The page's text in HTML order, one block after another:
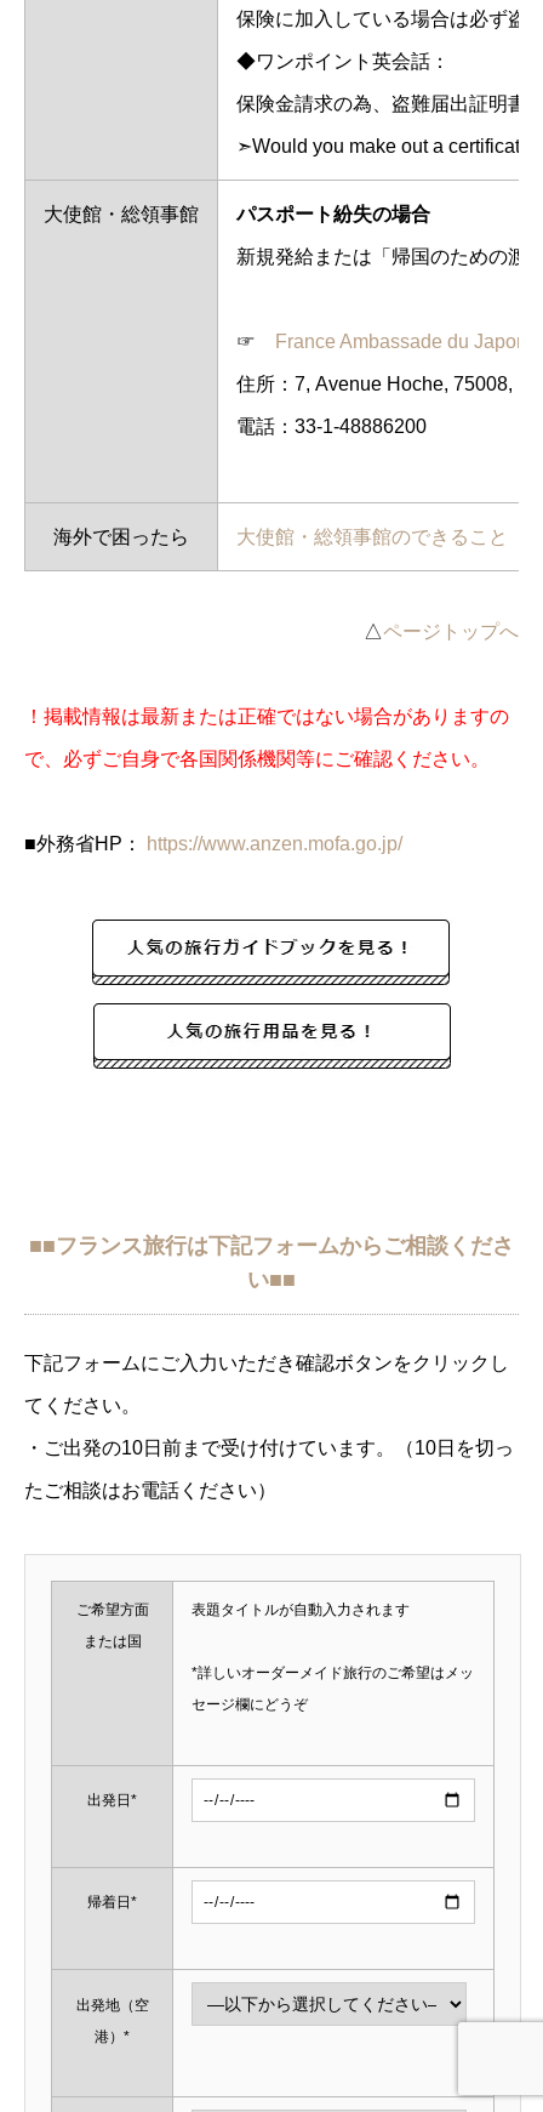
保険に加入している場合は必ず盗
◆ワンポイント英会話：
保険金請求の為、盗難届出証明書
➣Would you make out a certificate
大使館・総領事館 パスポート紛失の場合
新規発給または「帰国のための渡
☞ France Ambassade du Japon
住所：7, Avenue Hoche, 75008,
電話：33-1-48886200
海外で困ったら 大使館・総領事館のできること
△ページトップへ
！掲載情報は最新または正確ではない場合がありますの
で、必ずご自身で各国関係機関等にご確認ください。
■外務省HP： https://www.anzen.mofa.go.jp/
■■フランス旅行は下記フォームからご相談くださ
い■■
下記フォームにご入力いただき確認ボタンをクリックし
てください。
・ご出発の10日前まで受け付けています。（10日を切っ
たご相談はお電話ください）
ご希望方面
または国
表題タイトルが自動入力されます
*詳しいオーダーメイド旅行のご希望はメッ
セージ欄にどうぞ
出発日*
帰着日*
出発地（空
港）*